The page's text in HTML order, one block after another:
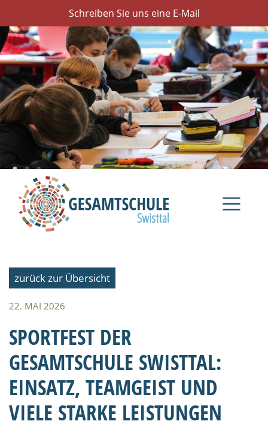
Schreiben Sie uns eine E-Mail
zurück zur Übersicht
22. MAI 2026
SPORTFEST DER
GESAMTSCHULE SWISTTAL:
EINSATZ, TEAMGEIST UND
VIELE STARKE LEISTUNGEN